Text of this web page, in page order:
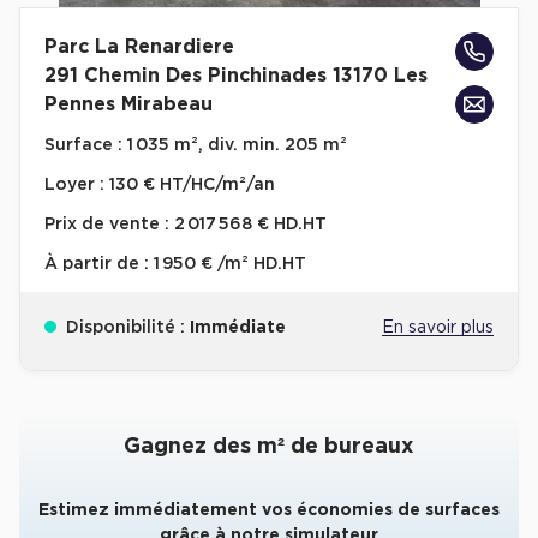
Collections de Logistique
Location de Commerces à Bordeaux
Location de Commerces à Reims
Parc La Renardiere
291 Chemin Des Pinchinades 13170 Les
Pennes Mirabeau
Surface : 1 035 m², div. min. 205 m²
Loyer : 130 € HT/HC/m²/an
Prix de vente : 2 017 568 € HD.HT
À partir de : 1 950 € /m² HD.HT
Disponibilité : Immédiate En savoir plus
Gagnez des m² de bureaux
Estimez immédiatement vos économies de surfaces